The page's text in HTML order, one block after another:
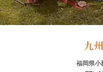
福岡県小